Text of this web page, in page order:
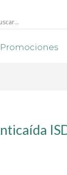
Promociones